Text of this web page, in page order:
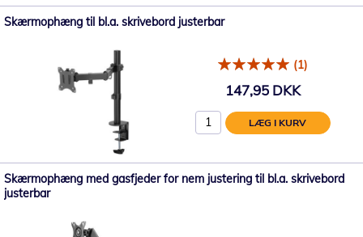
Skærmophæng til bl.a. skrivebord justerbar
(1)
147,95 DKK
LÆG I KURV
Skærmophæng med gasfjeder for nem justering til bl.a. skrivebord
justerbar